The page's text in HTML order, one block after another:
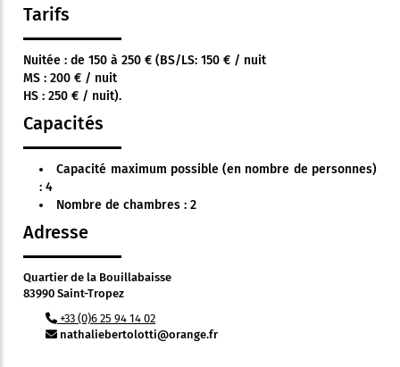
Tarifs
Nuitée : de 150 à 250 € (BS/LS: 150 € / nuit
MS : 200 € / nuit
HS : 250 € / nuit).
Capacités
Capacité maximum possible (en nombre de personnes)
: 4
Nombre de chambres : 2
Adresse
Quartier de la Bouillabaisse
83990 Saint-Tropez
+33 (0)6 25 94 14 02
nathaliebertolotti@orange.fr